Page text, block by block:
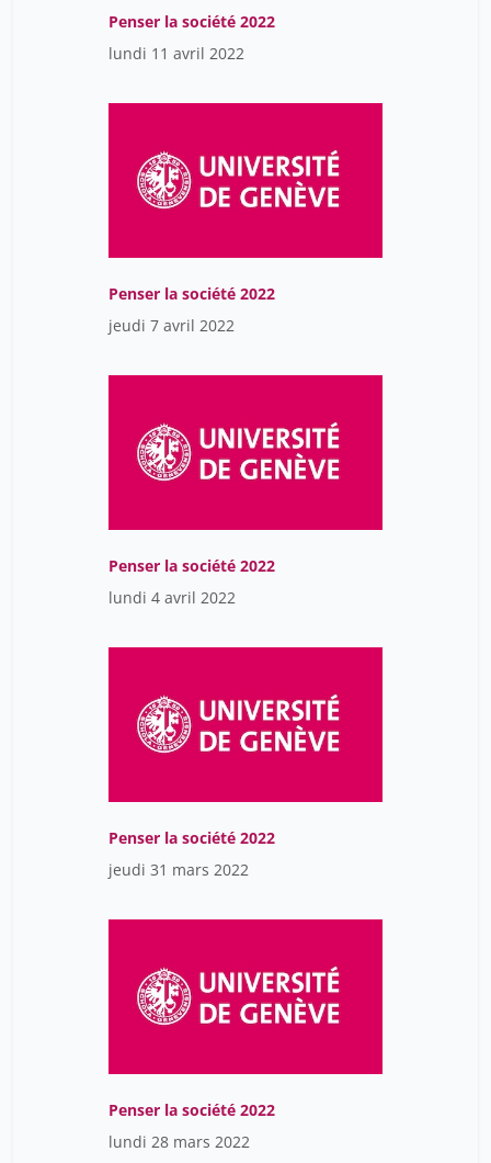
Penser la société 2022
lundi 11 avril 2022
Penser la société 2022
jeudi 7 avril 2022
Penser la société 2022
lundi 4 avril 2022
Penser la société 2022
jeudi 31 mars 2022
Penser la société 2022
lundi 28 mars 2022